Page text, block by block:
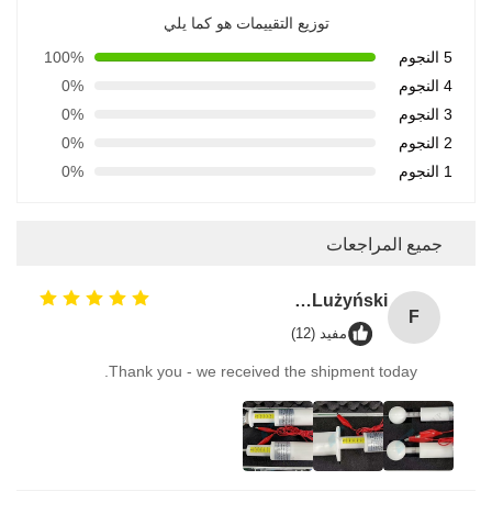
توزيع التقييمات هو كما يلي
5 النجوم
100%
4 النجوم
0%
3 النجوم
0%
2 النجوم
0%
1 النجوم
0%
جميع المراجعات
F
Franciszek Lużyński
مفيد (12)
Thank you - we received the shipment today.